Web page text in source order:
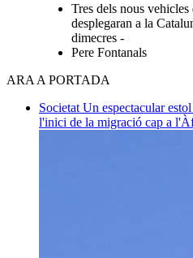
Tres dels nous vehicles
desplegaran a la
dimecres -
Pere Fontanals
ARA A PORTADA
Societat Un espectacular
l'inici de la migració cap a